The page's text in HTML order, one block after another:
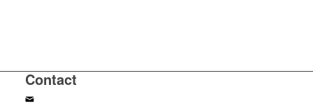
Contact